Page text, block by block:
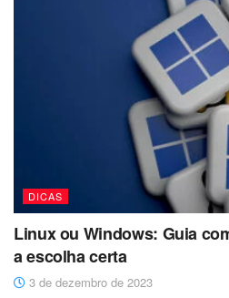
DICAS
Linux ou Windows: Guia
a escolha certa
3 de dezembro de 2023